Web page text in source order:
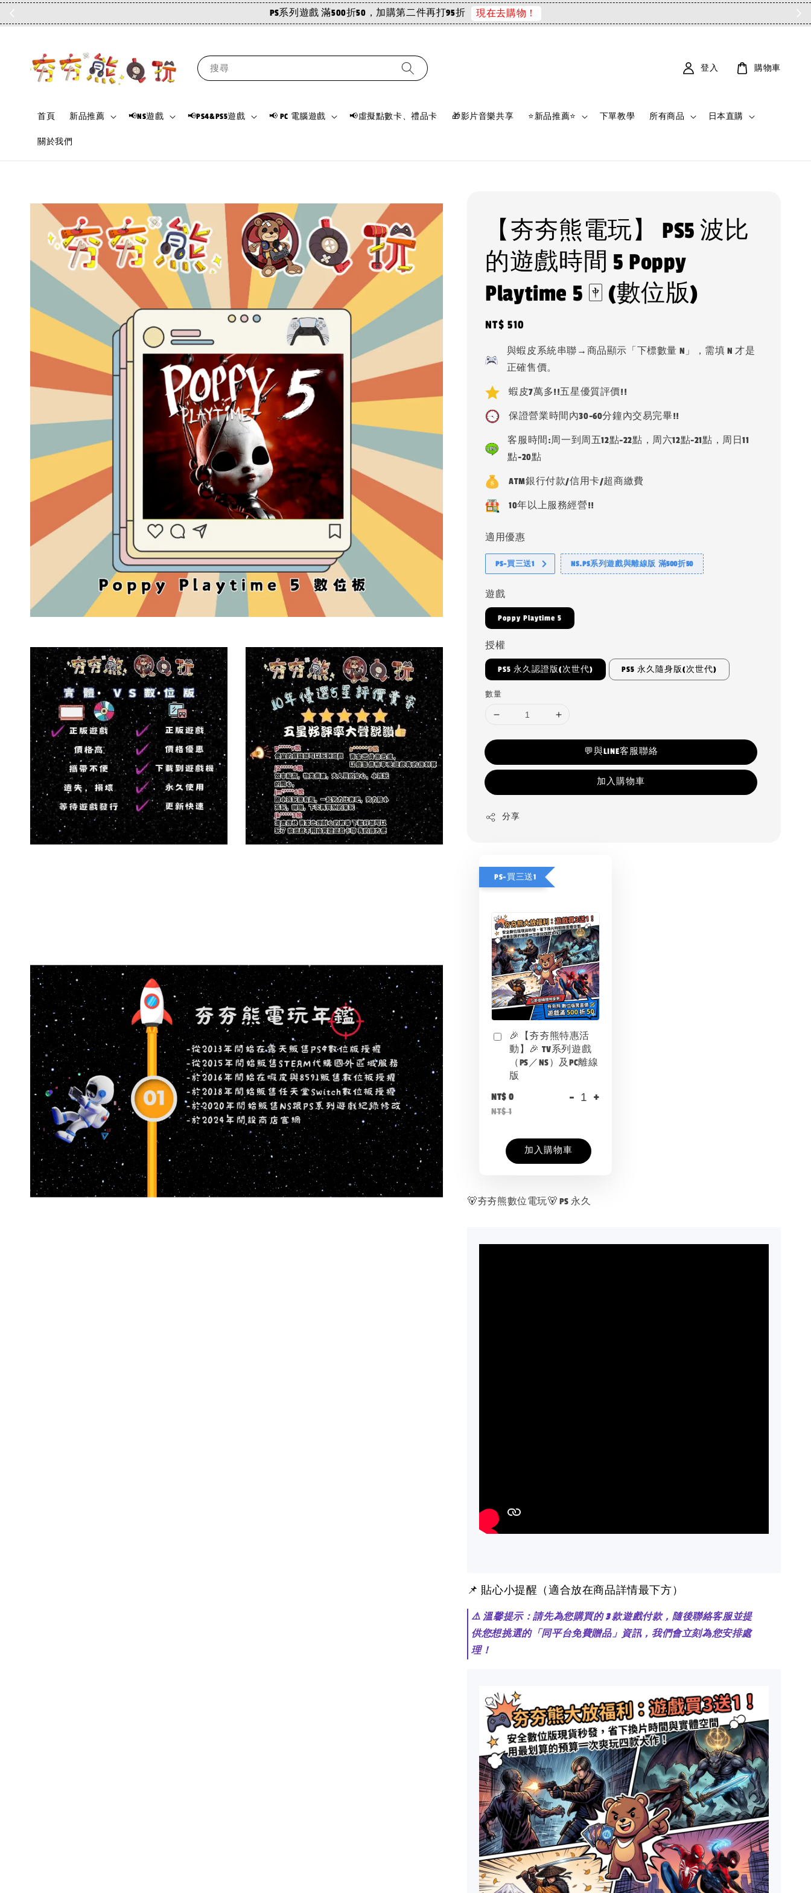
PS系列遊戲 滿500折50，加購第二件再打95折 現在去購物！
搜尋
首頁 新品推薦 📢NS遊戲 📢PS4&PS5遊戲 📢 PC 電腦遊戲 📢虛擬點數卡、禮品卡 🎁影片音樂共享 ⭐新品推薦⭐ 下單教學 所有商品 日本直購
關於我們
登入 購物車
【夯夯熊電玩】 PS5 波比
的遊戲時間 5 Poppy
Playtime 5 🀄 (數位版)
Regular
price
NT$ 510
與蝦皮系統串聯→商品顯示「下標數量 N」，需填 N 才是
正確售價。
蝦皮7萬多!!五星優質評價!!
保證營業時間內30-60分鐘內交易完畢!!
客服時間:周一到周五12點-22點，周六12點-21點，周日11
點-20點
ATM銀行付款/信用卡/超商繳費
10年以上服務經營!!
適用優惠
PS-買三送1 NS.PS系列遊戲與離線版 滿500折50
遊戲
Poppy Playtime 5
授權
PS5 永久認證版(次世代) PS5 永久隨身版(次世代)
數量
💬與LINE客服聯絡
加入購物車
分享
PS-買三送1
🎉【夯夯熊特惠活
動】🎉 TV系列遊戲
（PS／NS）及PC離線
版
NT$ 0
NT$ 1
- +
加入購物車
🐻夯夯熊數位電玩🐻 PS 永久
📌 貼心小提醒（適合放在商品詳情最下方）
⚠️ 溫馨提示：請先為您購買的 3 款遊戲付款，隨後聯絡客服並提
供您想挑選的「同平台免費贈品」資訊，我們會立刻為您安排處
理！